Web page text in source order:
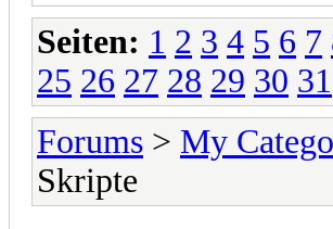
Seiten: 1 2 3 4 5 6 7
25 26 27 28 29 30 31
Forums > My
Skripte